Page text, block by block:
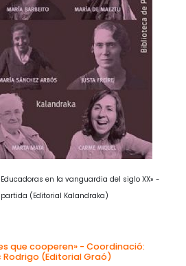
en la vanguardia del siglo XX» -
(Editorial Kalandraka)
que cooperen» - Coordinació:
Rodrigo (Editorial Graó)